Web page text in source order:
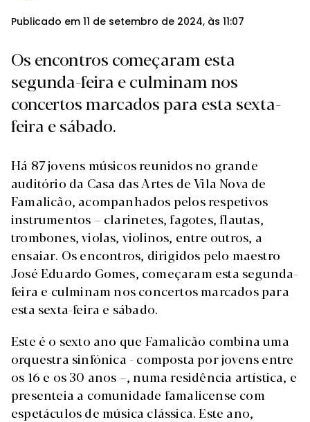
Publicado em 11 de setembro de 2024, às 11:07
Os encontros começaram esta
segunda-feira e culminam nos
concertos marcados para esta sexta-
feira e sábado.
Há 87 jovens músicos reunidos no grande
auditório da Casa das Artes de Vila Nova de
Famalicão, acompanhados pelos respetivos
instrumentos – clarinetes, fagotes, flautas,
trombones, violas, violinos, entre outros, a
ensaiar. Os encontros, dirigidos pelo maestro
José Eduardo Gomes, começaram esta segunda-
feira e culminam nos concertos marcados para
esta sexta-feira e sábado.
Este é o sexto ano que Famalicão combina uma
orquestra sinfónica - composta por jovens entre
os 16 e os 30 anos –, numa residência artística, e
presenteia a comunidade famalicense com
espetáculos de música clássica. Este ano,